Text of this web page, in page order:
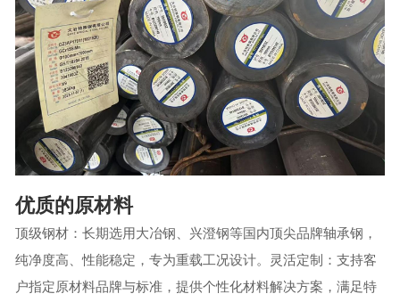
优质的原材料
顶级钢材：长期选用大冶钢、兴澄钢等国内顶尖品牌轴承钢，
纯净度高、性能稳定，专为重载工况设计。灵活定制：支持客
户指定原材料品牌与标准，提供个性化材料解决方案，满足特